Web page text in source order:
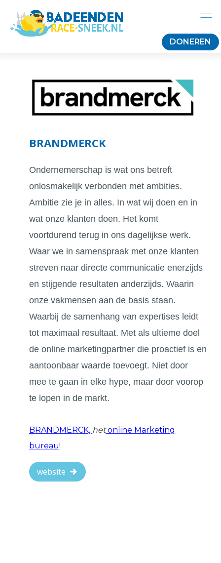
DONEREN
BRANDMERCK
Ondernemerschap is wat ons betreft
onlosmakelijk verbonden met ambities.
Ambitie zie je in alles. In wat wij doen en in
wat onze klanten doen. Het komt
voortdurend terug in ons dagelijkse werk.
Waar we in samenspraak met onze klanten
streven naar directe communicatie enerzijds
en stijgende resultaten anderzijds. Waarin
onze vakmensen aan de basis staan.
Waarbij de samenhang van expertises leidt
tot maximaal resultaat. Met als ultieme doel
de online marketingpartner die proactief is en
aantoonbaar waarde toevoegt. Niet door
mee te gaan in elke hype, maar door voorop
te lopen in de markt.
BRANDMERCK, hetonline Marketing
bureau!
website